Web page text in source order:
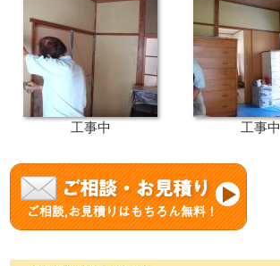
工事中 工事中